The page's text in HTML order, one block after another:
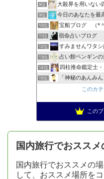
8位 大殺界を用いない
9位 今日のあなたを
10位 宝船ブログ （*＾
11位 宿命占いブログ
12位 すみませんワタ
13位 占い館ペンギン
14位 四柱推命鑑定士
15位
「神秘のあんみん」
このカ
この